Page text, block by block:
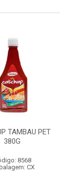
TAMBAU PET
380G
8568
CX